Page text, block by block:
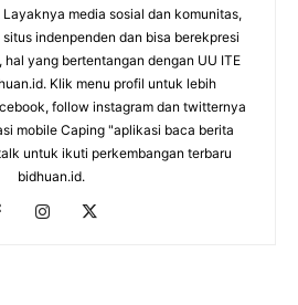
media sosial dan komunitas,
indenpenden dan bisa berekpresi
hal yang bertentangan dengan UU ITE
Klik menu profil untuk lebih
follow instagram dan twitternya
mobile Caping "aplikasi baca berita
untuk ikuti perkembangan terbaru
bidhuan.id.